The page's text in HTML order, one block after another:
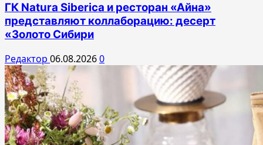
ГК Natura Siberica и ресторан «Айна»
представляют коллаборацию: десерт
«Золото Сибири
Редактор 06.08.20260